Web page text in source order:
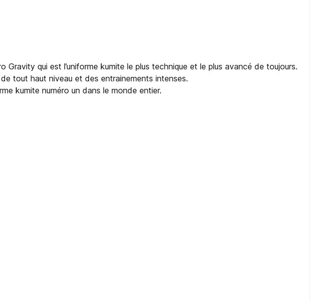
qui est l’uniforme kumite le plus technique et le plus avancé de toujours.
tout haut niveau et des entrainements intenses.
kumite numéro un dans le monde entier.